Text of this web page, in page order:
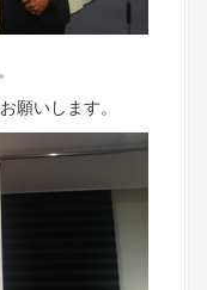
願いします。